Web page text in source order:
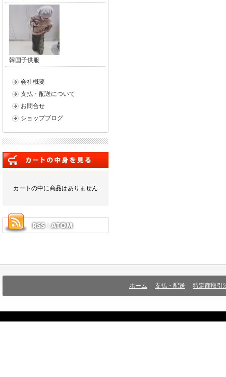
韓国子供服
会社概要
支払・配送について
お問合せ
ショップブログ
カートの中に商品はありません
ホーム 支払・配送 特定商取引